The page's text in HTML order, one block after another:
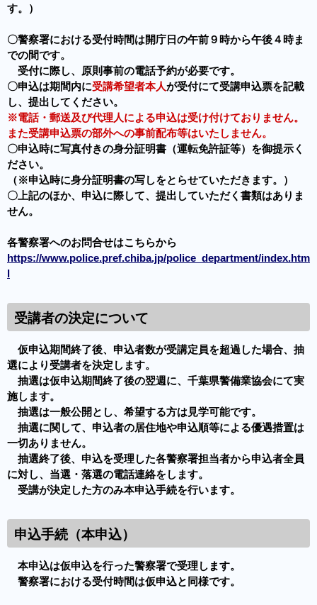
す。）
〇警察署における受付時間は開庁日の午前９時から午後４時ま
での間です。
受付に際し、原則事前の電話予約が必要です。
〇申込は期間内に受講希望者本人が受付にて受講申込票を記載
し、提出してください。
※電話・郵送及び代理人による申込は受け付けておりません。
また受講申込票の部外への事前配布等はいたしません。
〇申込時に写真付きの身分証明書（運転免許証等）を御提示く
ださい。
（※申込時に身分証明書の写しをとらせていただきます。）
〇上記のほか、申込に際して、提出していただく書類はありま
せん。
各警察署へのお問合せはこちらから
https://www.police.pref.chiba.jp/police_department/index.htm
受講者の決定について
仮申込期間終了後、申込者数が受講定員を超過した場合、抽
選により受講者を決定します。
抽選は仮申込期間終了後の翌週に、千葉県警備業協会にて実
施します。
抽選は一般公開とし、希望する方は見学可能です。
抽選に関して、申込者の居住地や申込順等による優遇措置は
一切ありません。
抽選終了後、申込を受理した各警察署担当者から申込者全員
に対し、当選・落選の電話連絡をします。
受講が決定した方のみ本申込手続を行います。
申込手続（本申込）
本申込は仮申込を行った警察署で受理します。
警察署における受付時間は仮申込と同様です。